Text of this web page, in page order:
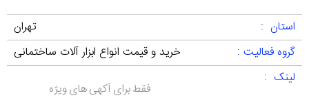
استان :
تهران
گروه فعالیت :
خرید و قیمت انواع ابزار آلات ساختمانی
لینک :
فقط برای آکهی های ویژه